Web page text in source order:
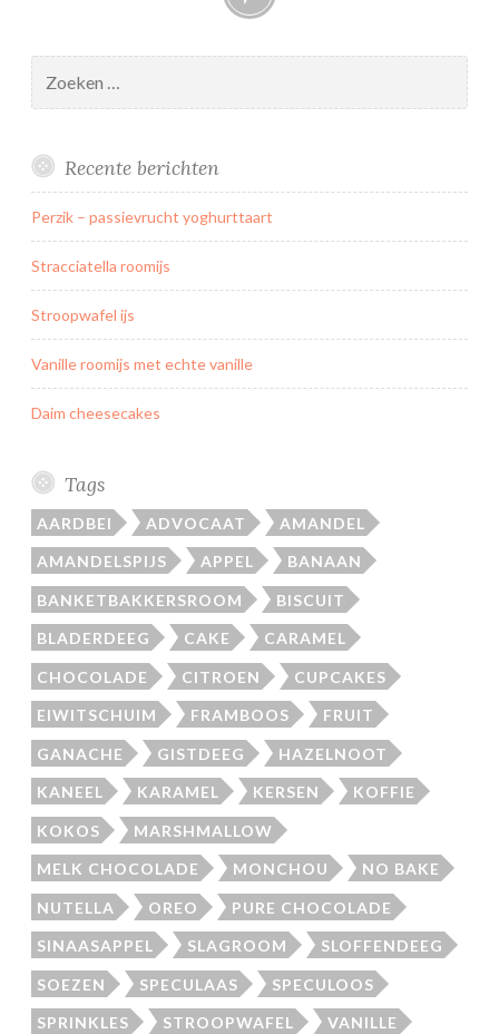
a
j
naar:
Recente berichten
Perzik – passievrucht yoghurttaart
Stracciatella roomijs
Stroopwafel ijs
Vanille roomijs met echte vanille
Daim cheesecakes
Tags
AARDBEI ADVOCAAT AMANDEL
AMANDELSPIJS APPEL BANAAN
BANKETBAKKERSROOM BISCUIT
BLADERDEEG CAKE CARAMEL
CHOCOLADE CITROEN CUPCAKES
EIWITSCHUIM FRAMBOOS FRUIT
GANACHE GISTDEEG HAZELNOOT
KANEEL KARAMEL KERSEN KOFFIE
KOKOS MARSHMALLOW
MELK CHOCOLADE MONCHOU NO BAKE
NUTELLA OREO PURE CHOCOLADE
SINAASAPPEL SLAGROOM SLOFFENDEEG
SOEZEN SPECULAAS SPECULOOS
SPRINKLES STROOPWAFEL VANILLE